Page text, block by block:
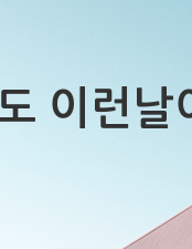
이런날